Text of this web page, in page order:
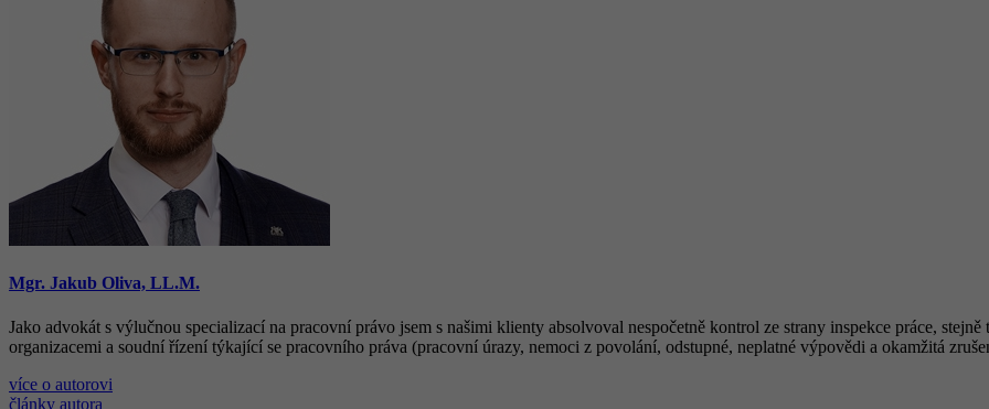
Mgr. Jakub Oliva, LL.M.
Jako advokát s výlučnou specializací na pracovní právo jsem s našimi klienty absolvoval nespočetně kontrol ze strany inspekce práce,
organizacemi a soudní řízení týkající se pracovního práva (pracovní úrazy, nemoci z povolání, odstupné, neplatné výpovědi a okamžitá
více o autorovi
články autora